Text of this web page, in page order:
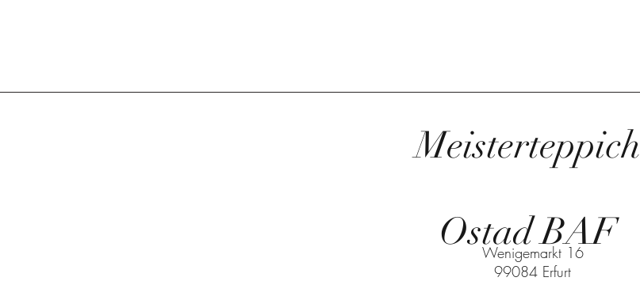
Meisterteppich
Ostad BAF
Wenigemarkt 16
99084 Erfurt